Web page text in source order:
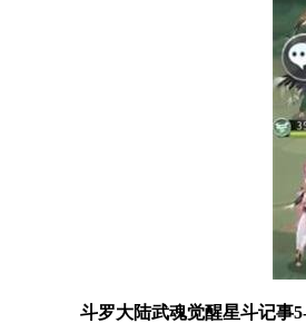
斗罗大陆武魂觉醒星斗记事